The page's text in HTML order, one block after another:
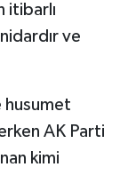
itibarlı
ve
husumet
AK Parti
kimi